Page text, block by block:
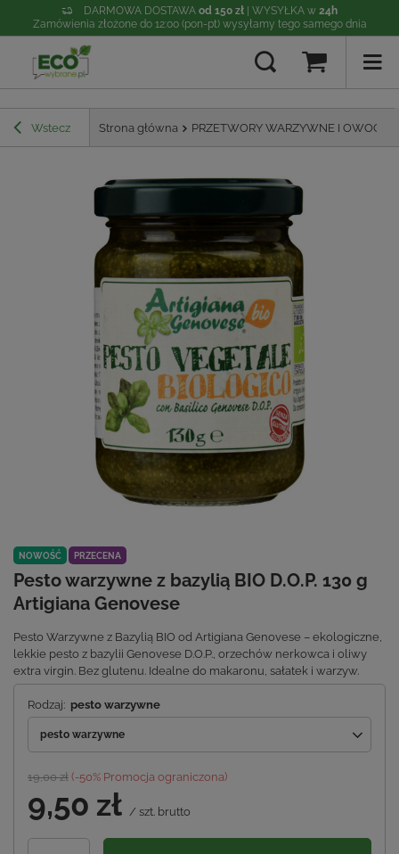
DARMOWA DOSTAWA od 150 zł | WYSYŁKA w 24h
Zamówienia złożone do 12:00 (pon-pt) wysyłamy tego samego dnia
Wstecz Strona główna PRZETWORY WARZYWNE I
NOWOŚĆ PRZECENA
Pesto warzywne z bazylią BIO D.O.P. 130 g
Artigiana Genovese
Pesto Warzywne z Bazylią BIO od Artigiana Genovese – ekologiczne,
lekkie pesto z bazylii Genovese D.O.P., orzechów nerkowca i oliwy
extra virgin. Bez glutenu. Idealne do makaronu, sałatek i warzyw.
Rodzaj: pesto warzywne
pesto warzywne
19,00 zł (-50% Promocja ograniczona)
9,50 zł / szt. brutto